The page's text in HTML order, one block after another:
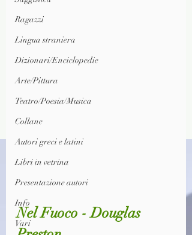
Ragazzi
Lingua straniera
Dizionari/Enciclopedie
Arte/Pittura
Teatro/Poesia/Musica
Collane
Autori greci e latini
Libri in vetrina
Presentazione autori
Info
Vari
Nel Fuoco - Douglas